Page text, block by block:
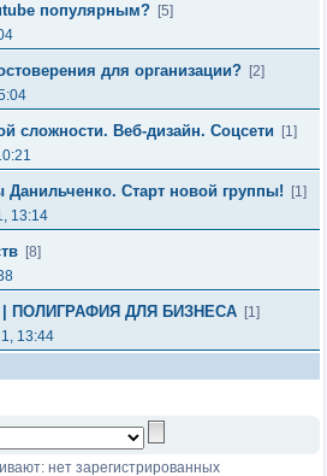
популярным? [5]
для организации? [2]
сложности. Веб-дизайн. Соцсети
[1]
Старт новой группы!
[1]
13:14
[8]
ПОЛИГРАФИЯ ДЛЯ БИЗНЕСА [1]
13:44
нет зарегистрированных